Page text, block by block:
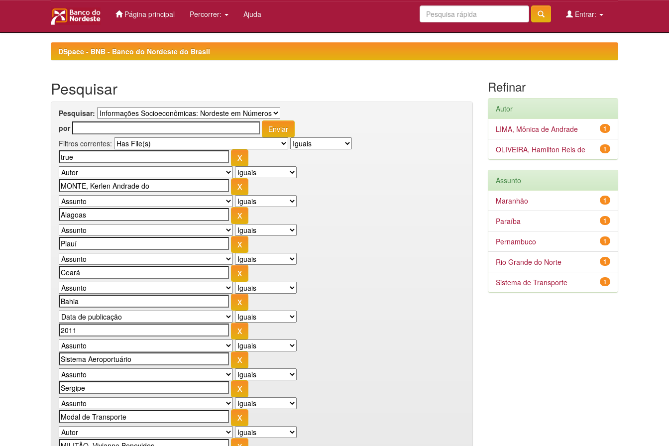
Página principal Percorrer: Ajuda Entrar:
DSpace - BNB - Banco do Nordeste do Brasil
Pesquisar
Pesquisar:
por
Filtros correntes:
Refinar
Autor
1
LIMA, Mônica de Andrade
1
OLIVEIRA, Hamilton Reis de
Assunto
1
Maranhão
1
Paraíba
1
Pernambuco
1
Rio Grande do Norte
1
Sistema de Transporte